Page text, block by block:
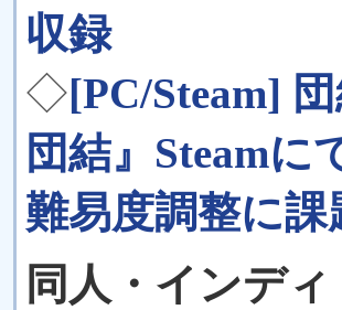
収録
◇[PC/Steam]
団結』Steam
難易度調整に課
同人・インディ